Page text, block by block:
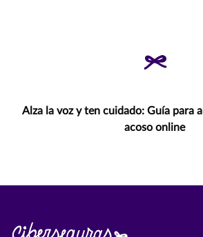
Alza la voz y ten cuidado: Guía para
acoso online